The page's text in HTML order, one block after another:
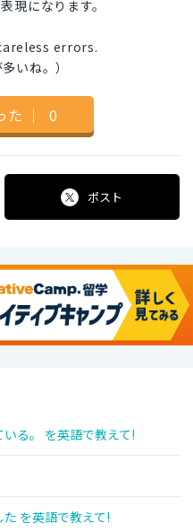
現になります。
errors.
いね。）
た ｜ 0
ポスト
る。 を英語で教えて!
を英語で教えて!